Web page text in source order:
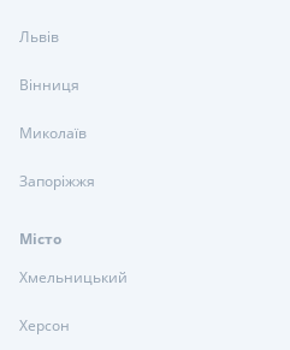
Львів
Вінниця
Миколаїв
Запоріжжя
Місто
Хмельницький
Херсон